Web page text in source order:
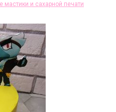
мастики и сахарной печати